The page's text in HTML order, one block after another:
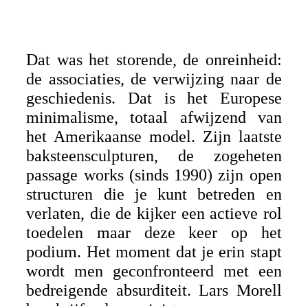
Dat was het storende, de onreinheid:
de associaties, de verwijzing naar de
geschiedenis. Dat is het Europese
minimalisme, totaal afwijzend van
het Amerikaanse model. Zijn laatste
baksteensculpturen, de zogeheten
passage works (sinds 1990) zijn open
structuren die je kunt betreden en
verlaten, die de kijker een actieve rol
toedelen maar deze keer op het
podium. Het moment dat je erin stapt
wordt men geconfronteerd met een
bedreigende absurditeit. Lars Morell